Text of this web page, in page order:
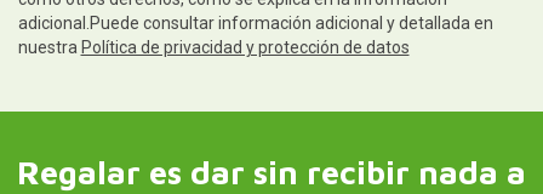
adicional.Puede consultar información adicional y detallada en
nuestra Política de privacidad y protección de datos
Regalar es dar sin recibir nada a